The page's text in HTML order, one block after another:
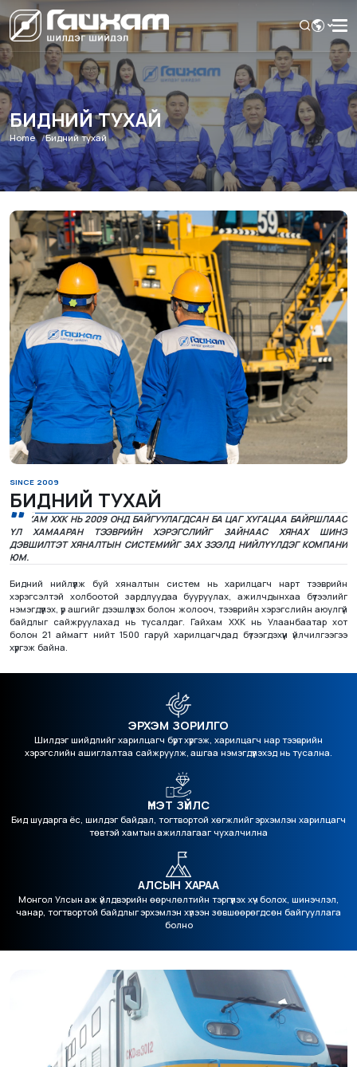
БИДНИЙ ТУХАЙ
Home Бидний тухай
SINCE 2009
БИДНИЙ ТУХАЙ
ГАЙХАМ ХХК НЬ 2009 ОНД БАЙГУУЛАГДСАН БА ЦАГ ХУГАЦАА БАЙРШЛААС
ҮЛ ХАМААРАН ТЭЭВРИЙН ХЭРЭГСЛИЙГ ЗАЙНААС ХЯНАХ ШИНЭ
ДЭВШИЛТЭТ ХЯНАЛТЫН СИСТЕМИЙГ ЗАХ ЗЭЭЛД НИЙЛҮҮЛДЭГ КОМПАНИ
ЮМ.
Бидний нийлүүлж буй хяналтын систем нь харилцагч нарт тээврийн
хэрэгсэлтэй холбоотой зардлуудаа бууруулах, ажилчдынхаа бүтээлийг
нэмэгдүүлэх, үр ашгийг дээшлүүлэх болон жолооч, тээврийн хэрэгслийн аюулгүй
байдлыг сайжруулахад нь тусалдаг. Гайхам ХХК нь Улаанбаатар хот
болон 21 аймагт нийт 1500 гаруй харилцагчдад бүтээгдэхүүн үйлчилгээгээ
хүргэж байна.
ЭРХЭМ ЗОРИЛГО
Шилдэг шийдлийг харилцагч бүрт хүргэж, харилцагч нар тээврийн
хэрэгслийн ашиглалтаа сайжруулж, ашгаа нэмэгдүүлэхэд нь тусална.
ҮНЭТ ЗҮЙЛС
Бид шударга ёс, шилдэг байдал, тогтвортой хөгжлийг эрхэмлэн харилцагч
төвтэй хамтын ажиллагааг чухалчилна
АЛСЫН ХАРАА
Монгол Улсын аж үйлдвэрийн өөрчлөлтийн тэргүүлэх хүч болох, шинэчлэл,
чанар, тогтвортой байдлыг эрхэмлэн хүлээн зөвшөөрөгдсөн байгууллага
болно